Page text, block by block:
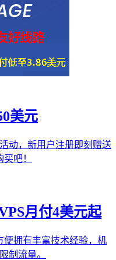
美元
动，新用户注册即刻赠送
吧！
月付4美元起
便拥有丰富技术经验，机
制流量。